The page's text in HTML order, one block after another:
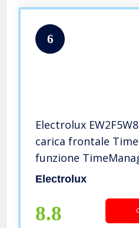
6
Electrolux
carica frontale
funzione
Gentle Care, 8 kg,
A]
Electrolux
8.8